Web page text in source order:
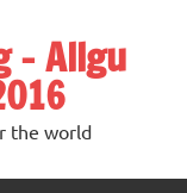
– Allgu
the world